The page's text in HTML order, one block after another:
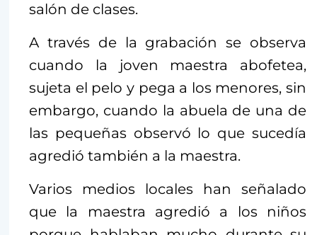
salón de clases.
A través de la grabación se observa
cuando la joven maestra abofetea,
sujeta el pelo y pega a los menores, sin
embargo, cuando la abuela de una de
las pequeñas observó lo que sucedía
agredió también a la maestra.
Varios medios locales han señalado
que la maestra agredió a los niños